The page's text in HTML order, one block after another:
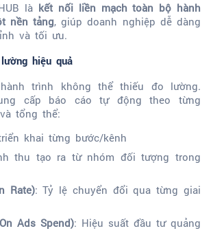
là kết nối liền mạch toàn bộ hành
nền tảng, giúp doanh nghiệp dễ dàng
và tối ưu.
hiệu quả
trình không thể thiếu đo lường.
cấp báo cáo tự động theo từng
tổng thể:
khai từng bước/kênh
thu tạo ra từ nhóm đối tượng trong
Rate): Tỷ lệ chuyển đổi qua từng giai
Ads Spend): Hiệu suất đầu tư quảng